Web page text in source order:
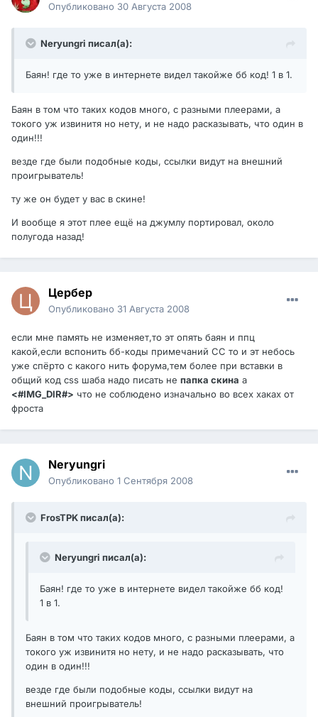
Опубликовано 30 Августа 2008
Neryungri писал(а):
Баян! где то уже в интернете видел такойже бб код! 1 в 1.
Баян в том что таких кодов много, с разными плеерами, а
токого уж извинитя но нету, и не надо расказывать, что один в
один!!!
везде где были подобные коды, ссылки видут на внешний
проигрыватель!
ту же он будет у вас в скине!
И вообще я этот плее ещё на джумлу портировал, около
полугода назад!
Цербер
Опубликовано 31 Августа 2008
если мне память не изменяет,то эт опять баян и ппц
какой,если вспонить бб-коды примечаний СС то и эт небось
уже спёрто с какого нить форума,тем более при вставки в
общий код css шаба надо писать не папка скина а
<#IMG_DIR#> что не соблюдено изначально во всех хаках от
фроста
Neryungri
Опубликовано 1 Сентября 2008
FrosTPK писал(а):
Neryungri писал(а):
Баян! где то уже в интернете видел такойже бб код!
1 в 1.
Баян в том что таких кодов много, с разными плеерами, а
токого уж извинитя но нету, и не надо расказывать, что
один в один!!!
везде где были подобные коды, ссылки видут на
внешний проигрыватель!